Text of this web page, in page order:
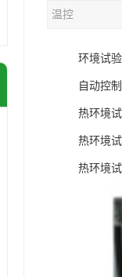
温控
环境试
自动控
热环境
热环境
热环境